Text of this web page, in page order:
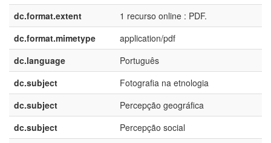
dc.format.extent
1 recurso online : PDF.
dc.format.mimetype
application/pdf
dc.language
Português
dc.subject
Fotografia na etnologia
dc.subject
Percepção geográfica
dc.subject
Percepção social